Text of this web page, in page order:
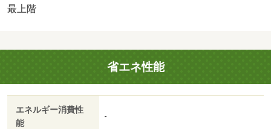
または１２０％）・バイク置場：有・駐輪場：有
最上階
省エネ性能
エネルギー消費性
能
-